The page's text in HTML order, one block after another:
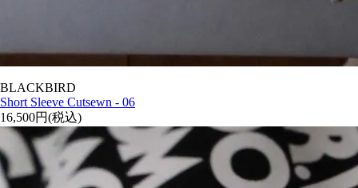
BLACKBIRD
Short Sleeve Cutsewn - 06
16,500円(税込)